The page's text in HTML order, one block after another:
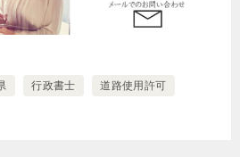
行政書士 道路使用許可